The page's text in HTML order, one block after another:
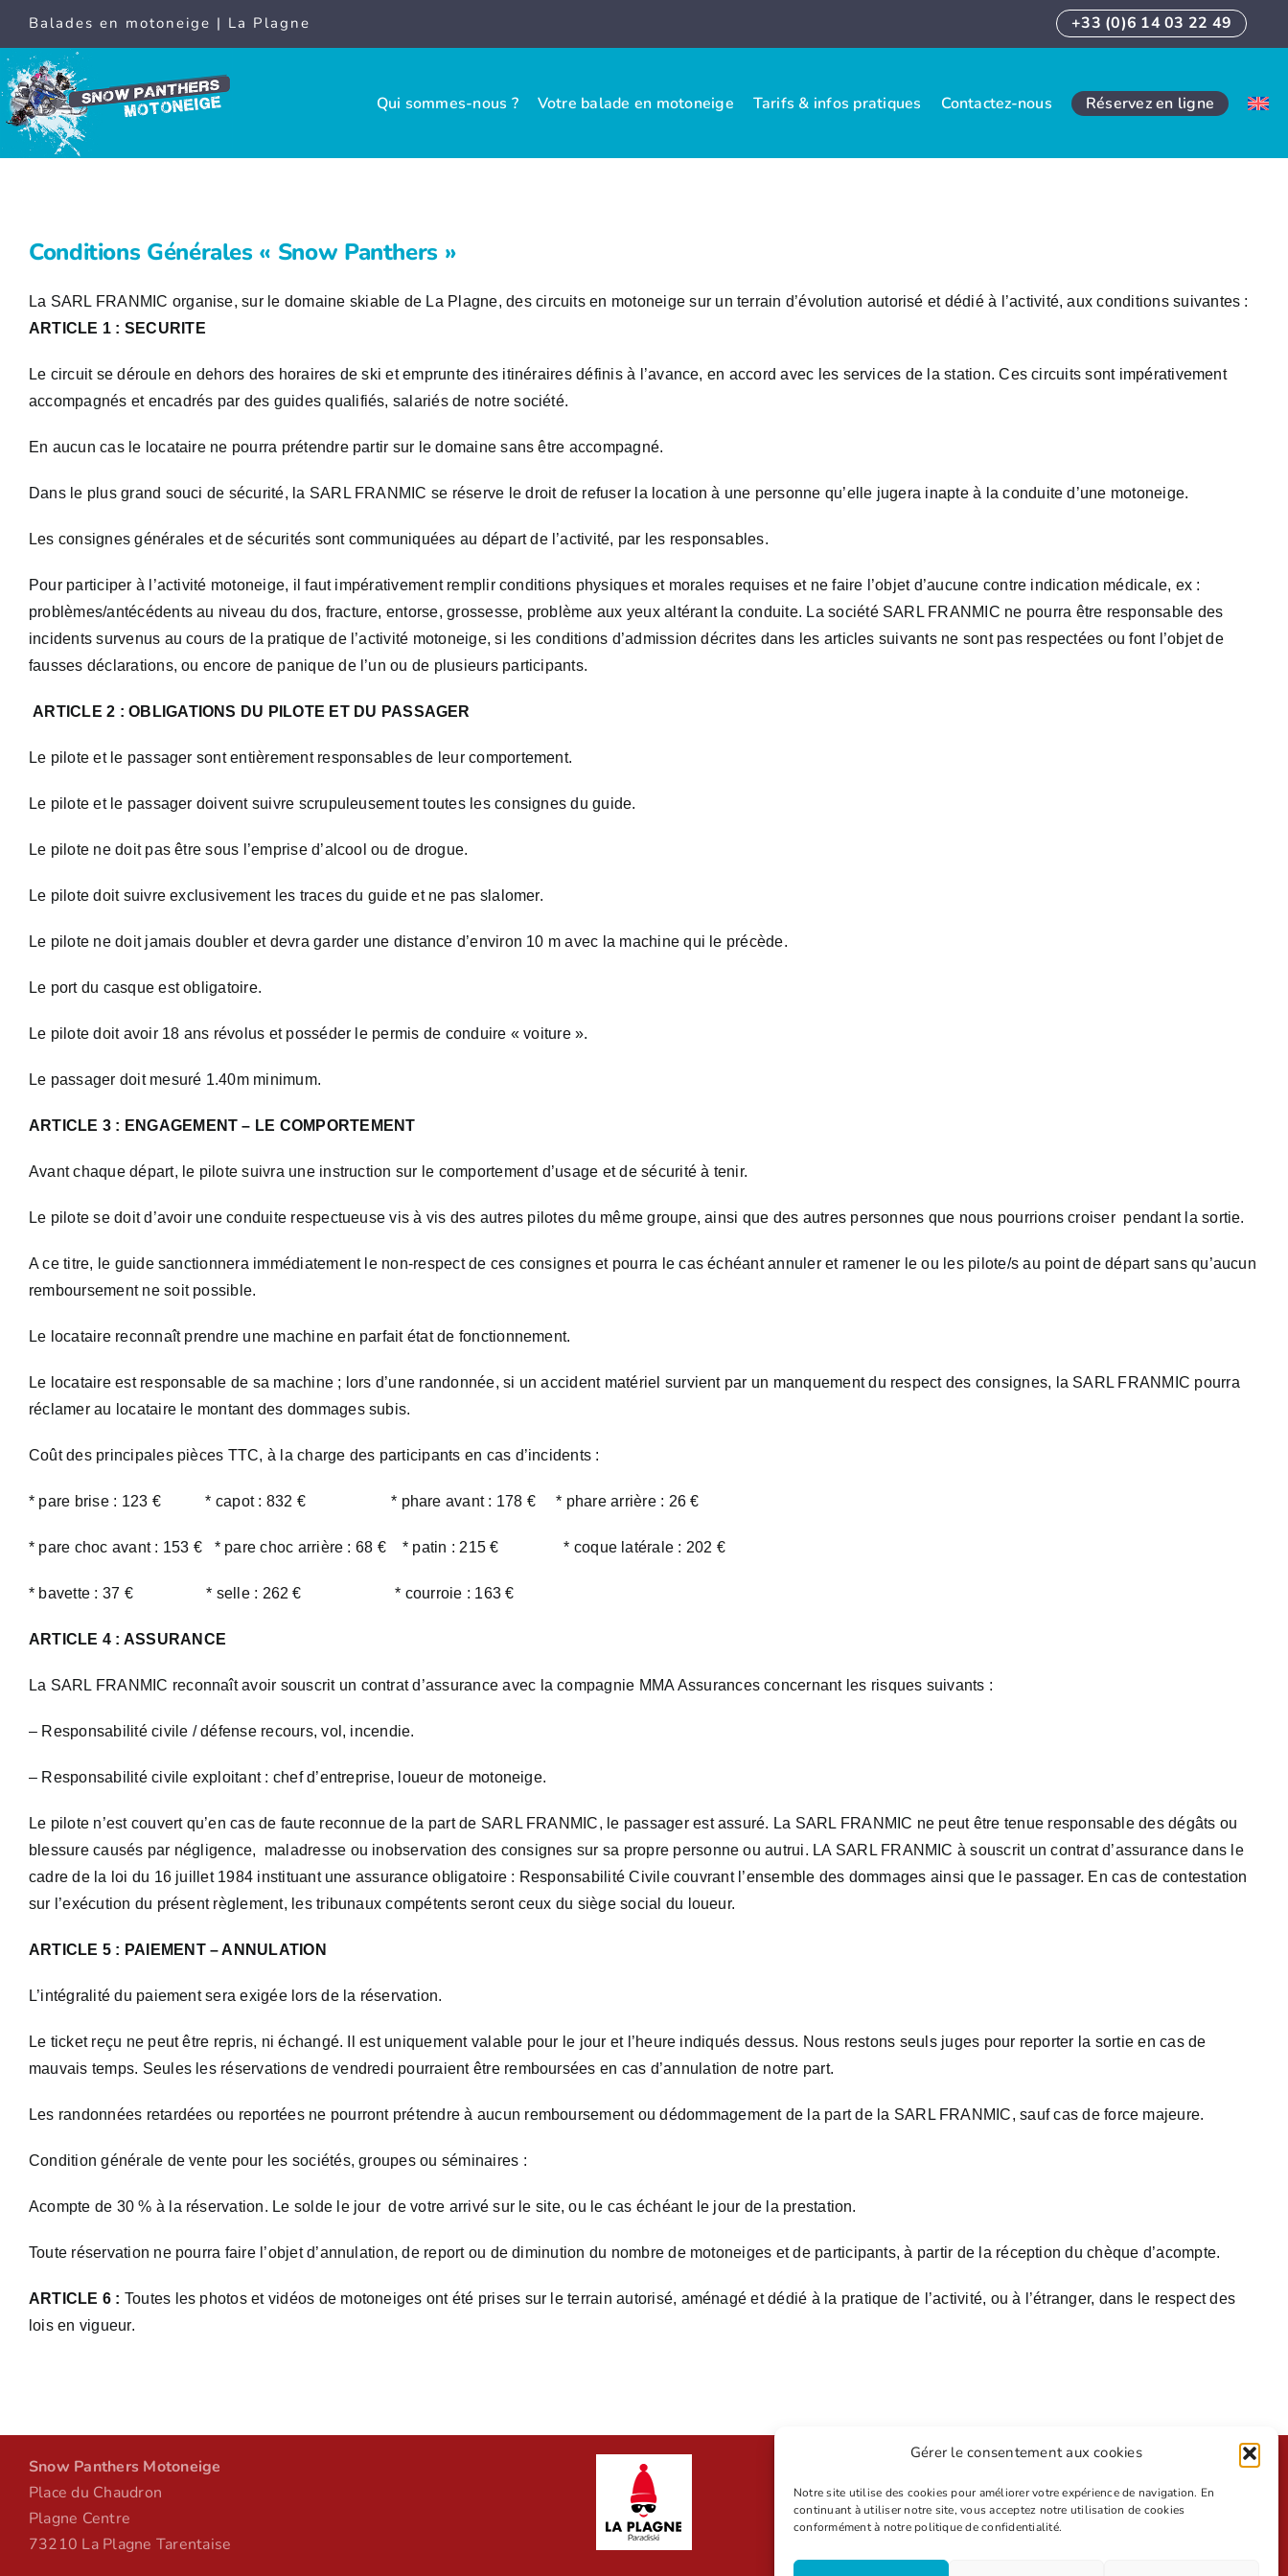
Gérer le consentement aux cookies
Notre site utilise des cookies pour améliorer votre expérience de navigation. En
continuant à utiliser notre site, vous acceptez notre utilisation de cookies
conformément à notre politique de confidentialité.
contenu
Balades en motoneige | La Plagne +33 (0)6 14 03 22 49
Qui sommes-nous ? Votre balade en motoneige Tarifs & infos pratiques Contactez-nous Réservez en ligne
Conditions Générales « Snow Panthers »
La SARL FRANMIC organise, sur le domaine skiable de La Plagne, des circuits en motoneige sur un terrain d’évolution autorisé et dédié à l’activité, aux conditions suivantes :
ARTICLE 1 : SECURITE
Le circuit se déroule en dehors des horaires de ski et emprunte des itinéraires définis à l’avance, en accord avec les services de la station. Ces circuits sont impérativement
accompagnés et encadrés par des guides qualifiés, salariés de notre société.
En aucun cas le locataire ne pourra prétendre partir sur le domaine sans être accompagné.
Dans le plus grand souci de sécurité, la SARL FRANMIC se réserve le droit de refuser la location à une personne qu’elle jugera inapte à la conduite d’une motoneige.
Les consignes générales et de sécurités sont communiquées au départ de l’activité, par les responsables.
Pour participer à l’activité motoneige, il faut impérativement remplir conditions physiques et morales requises et ne faire l’objet d’aucune contre indication médicale, ex :
problèmes/antécédents au niveau du dos, fracture, entorse, grossesse, problème aux yeux altérant la conduite. La société SARL FRANMIC ne pourra être responsable des
incidents survenus au cours de la pratique de l’activité motoneige, si les conditions d’admission décrites dans les articles suivants ne sont pas respectées ou font l’objet de
fausses déclarations, ou encore de panique de l’un ou de plusieurs participants.
ARTICLE 2 : OBLIGATIONS DU PILOTE ET DU PASSAGER
Le pilote et le passager sont entièrement responsables de leur comportement.
Le pilote et le passager doivent suivre scrupuleusement toutes les consignes du guide.
Le pilote ne doit pas être sous l’emprise d’alcool ou de drogue.
Le pilote doit suivre exclusivement les traces du guide et ne pas slalomer.
Le pilote ne doit jamais doubler et devra garder une distance d’environ 10 m avec la machine qui le précède.
Le port du casque est obligatoire.
Le pilote doit avoir 18 ans révolus et posséder le permis de conduire « voiture ».
Le passager doit mesuré 1.40m minimum.
ARTICLE 3 : ENGAGEMENT – LE COMPORTEMENT
Avant chaque départ, le pilote suivra une instruction sur le comportement d’usage et de sécurité à tenir.
Le pilote se doit d’avoir une conduite respectueuse vis à vis des autres pilotes du même groupe, ainsi que des autres personnes que nous pourrions croiser pendant la sortie.
A ce titre, le guide sanctionnera immédiatement le non-respect de ces consignes et pourra le cas échéant annuler et ramener le ou les pilote/s au point de départ sans qu’aucun
remboursement ne soit possible.
Le locataire reconnaît prendre une machine en parfait état de fonctionnement.
Le locataire est responsable de sa machine ; lors d’une randonnée, si un accident matériel survient par un manquement du respect des consignes, la SARL FRANMIC pourra
réclamer au locataire le montant des dommages subis.
Coût des principales pièces TTC, à la charge des participants en cas d’incidents :
* pare brise : 123 € * capot : 832 € * phare avant : 178 € * phare arrière : 26 €
* pare choc avant : 153 € * pare choc arrière : 68 € * patin : 215 € * coque latérale : 202 €
* bavette : 37 € * selle : 262 € * courroie : 163 €
ARTICLE 4 : ASSURANCE
La SARL FRANMIC reconnaît avoir souscrit un contrat d’assurance avec la compagnie MMA Assurances concernant les risques suivants :
– Responsabilité civile / défense recours, vol, incendie.
– Responsabilité civile exploitant : chef d’entreprise, loueur de motoneige.
Le pilote n’est couvert qu’en cas de faute reconnue de la part de SARL FRANMIC, le passager est assuré. La SARL FRANMIC ne peut être tenue responsable des dégâts ou
blessure causés par négligence, maladresse ou inobservation des consignes sur sa propre personne ou autrui. LA SARL FRANMIC à souscrit un contrat d’assurance dans le
cadre de la loi du 16 juillet 1984 instituant une assurance obligatoire : Responsabilité Civile couvrant l’ensemble des dommages ainsi que le passager. En cas de contestation
sur l’exécution du présent règlement, les tribunaux compétents seront ceux du siège social du loueur.
ARTICLE 5 : PAIEMENT – ANNULATION
L’intégralité du paiement sera exigée lors de la réservation.
Le ticket reçu ne peut être repris, ni échangé. Il est uniquement valable pour le jour et l’heure indiqués dessus. Nous restons seuls juges pour reporter la sortie en cas de
mauvais temps. Seules les réservations de vendredi pourraient être remboursées en cas d’annulation de notre part.
Les randonnées retardées ou reportées ne pourront prétendre à aucun remboursement ou dédommagement de la part de la SARL FRANMIC, sauf cas de force majeure.
Condition générale de vente pour les sociétés, groupes ou séminaires :
Acompte de 30 % à la réservation. Le solde le jour de votre arrivé sur le site, ou le cas échéant le jour de la prestation.
Toute réservation ne pourra faire l’objet d’annulation, de report ou de diminution du nombre de motoneiges et de participants, à partir de la réception du chèque d’acompte.
ARTICLE 6 : Toutes les photos et vidéos de motoneiges ont été prises sur le terrain autorisé, aménagé et dédié à la pratique de l’activité, ou à l’étranger, dans le respect des
lois en vigueur.
Snow Panthers Motoneige
Place du Chaudron
Plagne Centre
73210 La Plagne Tarentaise
Mentions légales
Nos partenaires
Conditions générales de vente